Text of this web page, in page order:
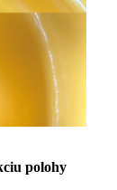
polohy